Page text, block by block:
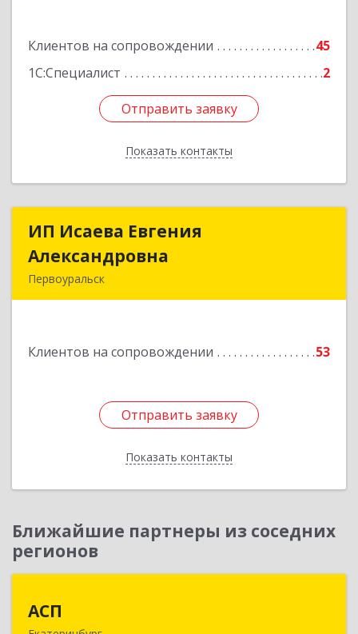
Клиентов на сопровождении
45
1С:Специалист
2
Отправить заявку
Показать контакты
Подробнее
Отправить заявку
Назад
ИП Исаева Евгения
Александровна
Первоуральск
Клиентов на сопровождении 53
Отправить заявку
Показать контакты
ИП Исаева Евгения
Отправить заявку
Назад
Ближайшие партнеры из соседних
регионов
АСП